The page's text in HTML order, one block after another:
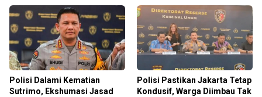
Polisi Dalami Kematian
Sutrimo, Ekshumasi Jasad
Polisi Pastikan Jakarta Tetap
Kondusif, Warga Diimbau Tak